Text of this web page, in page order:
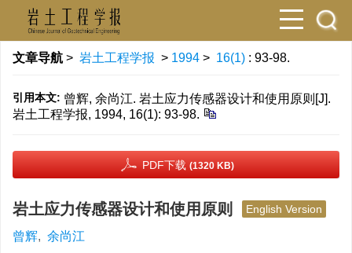
文章导航 > 岩土工程学报 > 1994 > 16(1) : 93-98.
引用本文: 曾辉, 余尚江. 岩土应力传感器设计和使用原则[J].
岩土工程学报, 1994, 16(1): 93-98.
PDF下载 (1320 KB)
岩土应力传感器设计和使用原则 English Version
曾辉, 余尚江